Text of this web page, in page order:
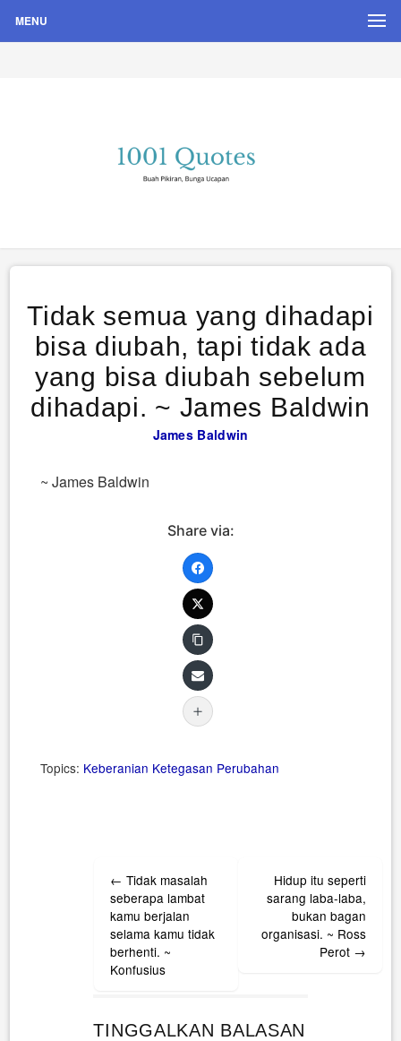
MENU
Quote Hari Puisi
Tidak semua yang dihadapi
bisa diubah, tapi tidak ada
yang bisa diubah sebelum
dihadapi. ~ James Baldwin
James Baldwin
~ James Baldwin
Share via:
Topics: Keberanian Ketegasan Perubahan
navigation
← Tidak masalah
seberapa lambat
kamu berjalan
selama kamu tidak
berhenti. ~
Konfusius
Hidup itu seperti
sarang laba-laba,
bukan bagan
organisasi. ~ Ross
Perot →
TINGGALKAN BALASAN